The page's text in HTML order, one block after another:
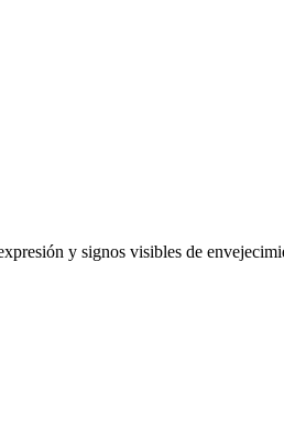
y signos visibles de